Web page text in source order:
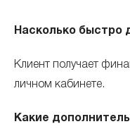
Насколько быстро
Клиент получает
личном кабинете.
Какие